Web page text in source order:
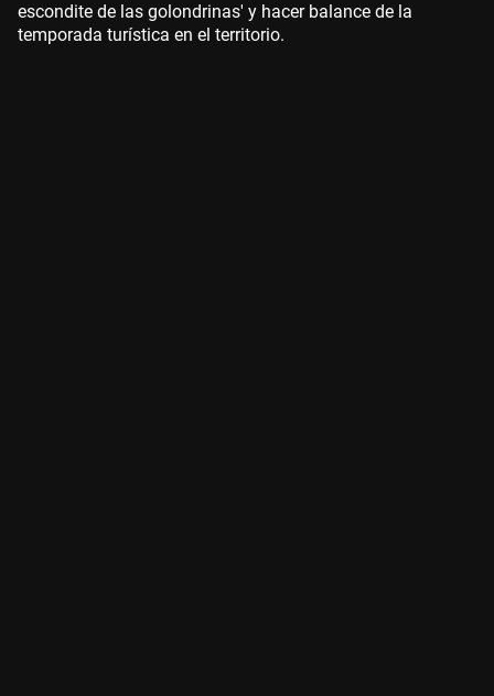
escondite de las golondrinas' y hacer balance de la
temporada turística en el territorio.